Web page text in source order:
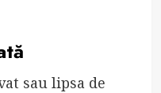
sau lipsa de